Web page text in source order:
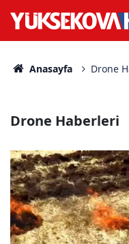
Anasayfa Drone
Drone Haberleri